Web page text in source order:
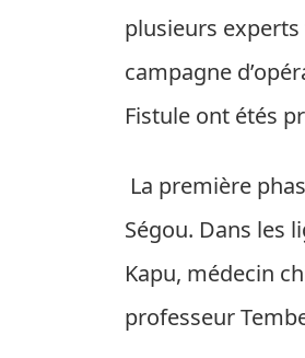
plusieurs
campagne
Fistule ont étés
La première
Ségou. Dans les
Kapu, médecin
professeur